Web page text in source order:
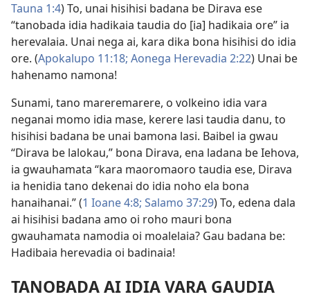
Tauna 1:4) To, unai hisihisi badana be Dirava ese
“tanobada idia hadikaia taudia do [ia] hadikaia ore” ia
herevalaia. Unai nega ai, kara dika bona hisihisi do idia
ore. (Apokalupo 11:18; Aonega Herevadia 2:22) Unai be
hahenamo namona!
Sunami, tano mareremarere, o volkeino idia vara
neganai momo idia mase, kerere lasi taudia danu, to
hisihisi badana be unai bamona lasi. Baibel ia gwau
“Dirava be lalokau,” bona Dirava, ena ladana be Iehova,
ia gwauhamata “kara maoromaoro taudia ese, Dirava
ia henidia tano dekenai do idia noho ela bona
hanaihanai.” (1 Ioane 4:8; Salamo 37:29) To, edena dala
ai hisihisi badana amo oi roho mauri bona
gwauhamata namodia oi moalelaia? Gau badana be:
Hadibaia herevadia oi badinaia!
TANOBADA AI IDIA VARA GAUDIA